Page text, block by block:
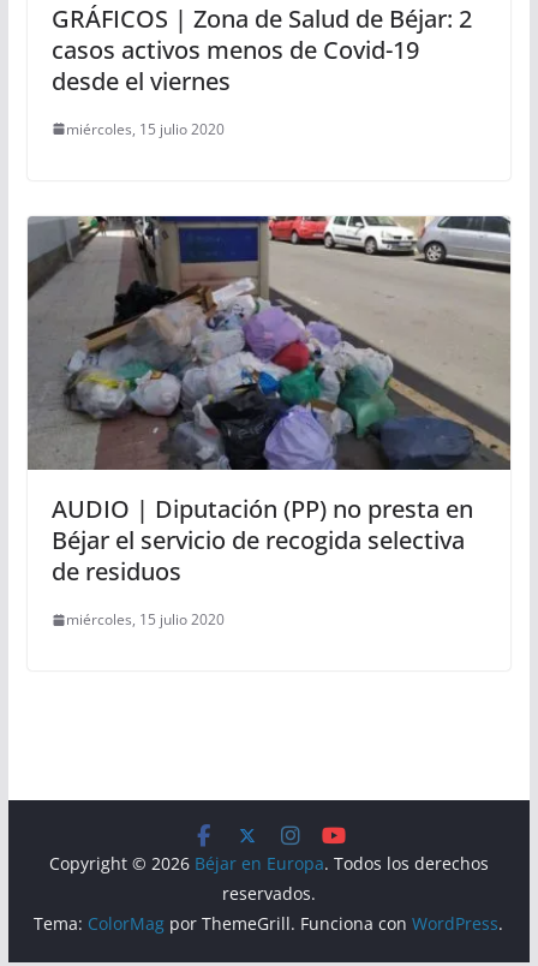
GRÁFICOS | Zona de Salud de Béjar: 2
casos activos menos de Covid-19
desde el viernes
miércoles, 15 julio 2020
AUDIO | Diputación (PP) no presta en
Béjar el servicio de recogida selectiva
de residuos
miércoles, 15 julio 2020
Copyright © 2026 Béjar en Europa. Todos los derechos
reservados.
Tema: ColorMag por ThemeGrill. Funciona conWordPress.